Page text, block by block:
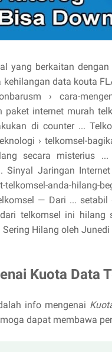
yang berkaitan dengan
data kouta
› cara-
paket internet murah
di counter ...
› telkomsel-
secara misterius
Sinyal Jaringan
telkomsel-anda-hilang-
— Dari ...
telkomsel ini
Hilang oleh
Kuota Data
info mengenai
dapat membawa